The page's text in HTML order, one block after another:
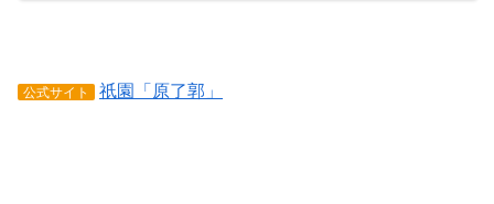
公式サイト 祇園「原了郭」